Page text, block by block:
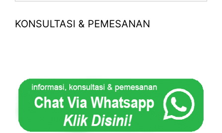
KONSULTASI & PEMESANAN